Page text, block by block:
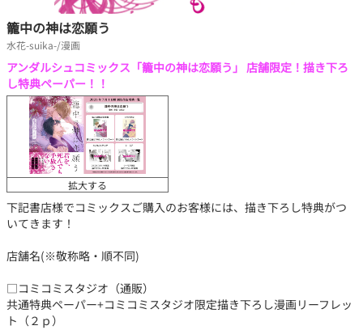
籠中の神は恋願う
水花-suika-/漫画
アンダルシュコミックス「籠中の神は恋願う」 店舗限定！描き下ろ
し特典ペーパー！！
拡大する
下記書店様でコミックスご購入のお客様には、描き下ろし特典がつ
いてきます！
店舗名(※敬称略・順不同)
□コミコミスタジオ（通販）
共通特典ペーパー+コミコミスタジオ限定描き下ろし漫画リーフレッ
ト（２ｐ）